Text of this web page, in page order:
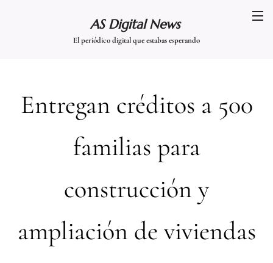
AS Digital News
El periódico digital que estabas esperando
Entregan créditos a 500
familias para
construcción y
ampliación de viviendas